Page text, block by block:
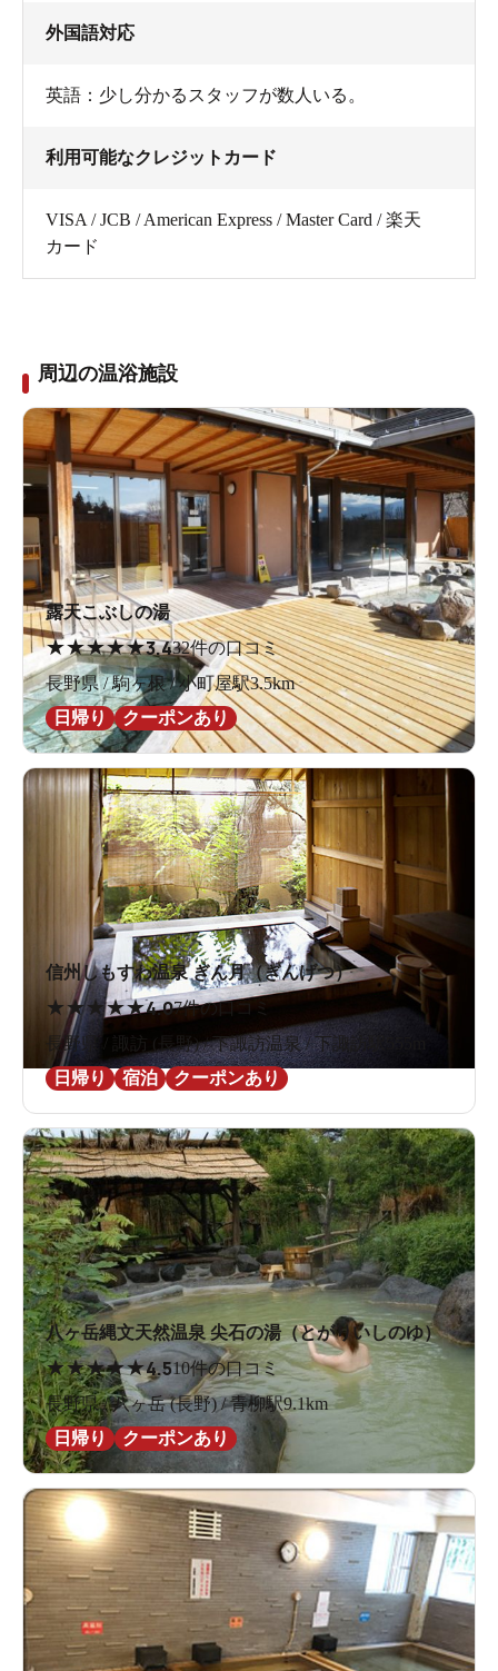
外国語対応
英語：少し分かるスタッフが数人いる。
利用可能なクレジットカード
VISA / JCB / American Express / Master Card / 楽天
カード
周辺の温浴施設
露天こぶしの湯
★★★★★3.432件の口コミ
長野県 / 駒ヶ根 / 小町屋駅3.5km
日帰り
クーポンあり
信州しもすわ温泉 ぎん月（ぎんげつ）
★★★★★4.07件の口コミ
長野県 / 諏訪 (長野) / 下諏訪温泉 / 下諏訪駅555m
日帰り
宿泊 クーポンあり
八ヶ岳縄文天然温泉 尖石の湯（とがりいしのゆ）
★★★★★4.510件の口コミ
長野県 / 八ヶ岳 (長野) / 青柳駅9.1km
日帰り
クーポンあり